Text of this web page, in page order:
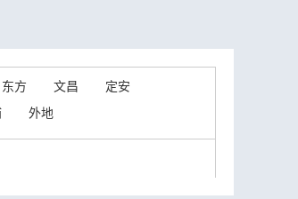
东方 文昌
定安
外地